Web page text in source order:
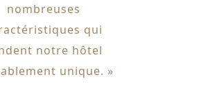
nombreuses
qui
notre hôtel
unique. »